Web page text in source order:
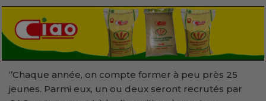
‘’Chaque année, on compte former à peu près 25
jeunes. Parmi eux, un ou deux seront recrutés par